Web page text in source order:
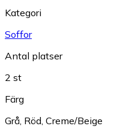
Kategori
Soffor
Antal platser
2 st
Färg
Grå Röd Creme/Beige